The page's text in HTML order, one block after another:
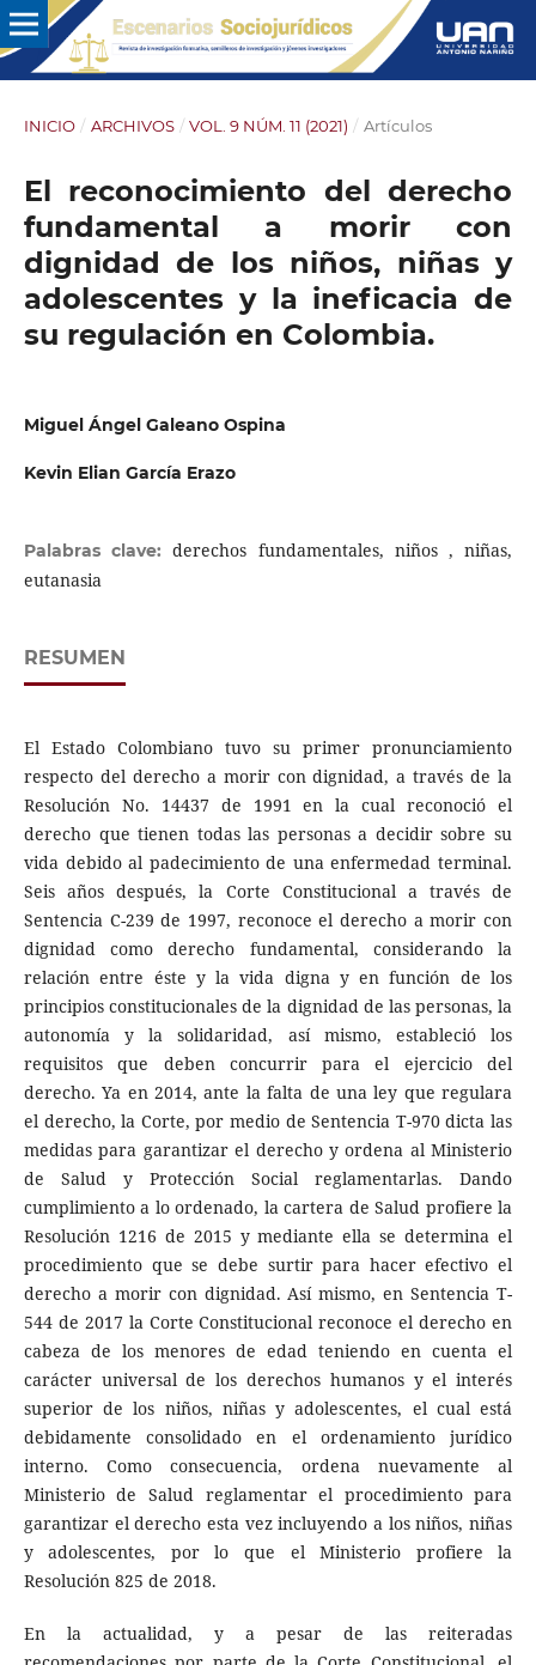
INICIO / ARCHIVOS / VOL. 9 NÚM. 11 (2021) / Artículos
El reconocimiento del derecho
fundamental a morir con
dignidad de los niños, niñas y
adolescentes y la ineficacia de
su regulación en Colombia.
Miguel Ángel Galeano Ospina
Kevin Elian García Erazo
Palabras clave:derechos fundamentales, niños , niñas,
eutanasia
RESUMEN
El Estado Colombiano tuvo su primer pronunciamiento
respecto del derecho a morir con dignidad, a través de la
Resolución No. 14437 de 1991 en la cual reconoció el
derecho que tienen todas las personas a decidir sobre su
vida debido al padecimiento de una enfermedad terminal.
Seis años después, la Corte Constitucional a través de
Sentencia C-239 de 1997, reconoce el derecho a morir con
dignidad como derecho fundamental, considerando la
relación entre éste y la vida digna y en función de los
principios constitucionales de la dignidad de las personas, la
autonomía y la solidaridad, así mismo, estableció los
requisitos que deben concurrir para el ejercicio del
derecho. Ya en 2014, ante la falta de una ley que regulara
el derecho, la Corte, por medio de Sentencia T-970 dicta las
medidas para garantizar el derecho y ordena al Ministerio
de Salud y Protección Social reglamentarlas. Dando
cumplimiento a lo ordenado, la cartera de Salud profiere la
Resolución 1216 de 2015 y mediante ella se determina el
procedimiento que se debe surtir para hacer efectivo el
derecho a morir con dignidad. Así mismo, en Sentencia T-
544 de 2017 la Corte Constitucional reconoce el derecho en
cabeza de los menores de edad teniendo en cuenta el
carácter universal de los derechos humanos y el interés
superior de los niños, niñas y adolescentes, el cual está
debidamente consolidado en el ordenamiento jurídico
interno. Como consecuencia, ordena nuevamente al
Ministerio de Salud reglamentar el procedimiento para
garantizar el derecho esta vez incluyendo a los niños, niñas
y adolescentes, por lo que el Ministerio profiere la
Resolución 825 de 2018.
En la actualidad, y a pesar de las reiteradas